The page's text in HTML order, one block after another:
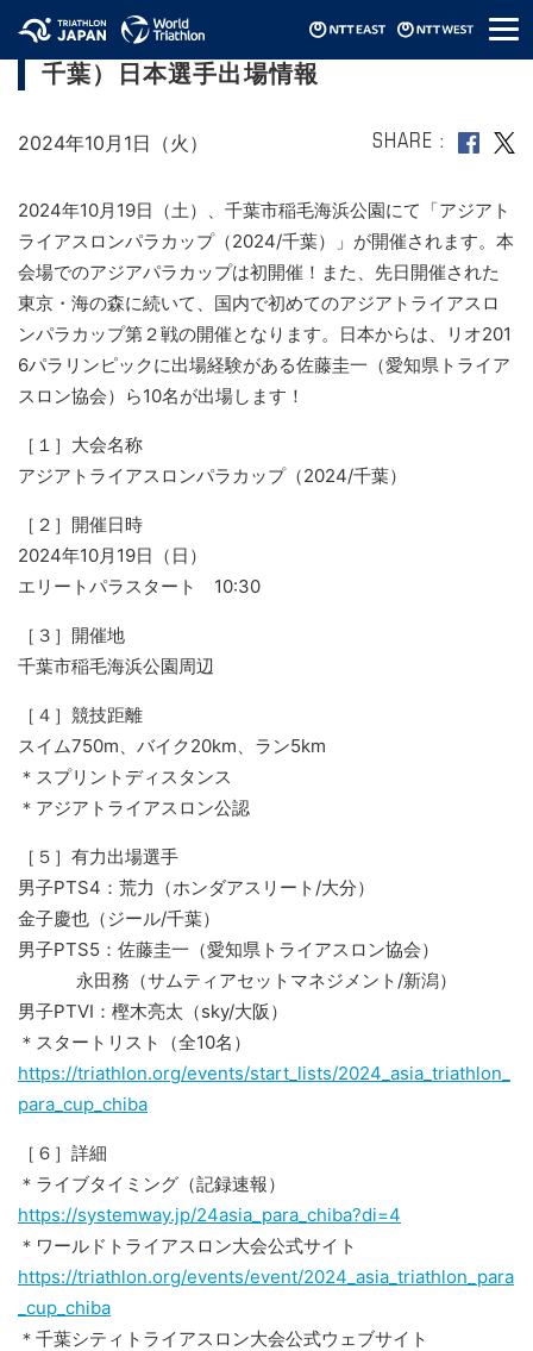
メ
ニ
アジアトライアスロンパラカップ（2024/
千葉）日本選手出場情報
2024年10月1日（火） SHARE
2024年10月19日（土）、千葉市稲毛海浜公園にて「アジアト
ライアスロンパラカップ（2024/千葉）」が開催されます。本
会場でのアジアパラカップは初開催！また、先日開催された
東京・海の森に続いて、国内で初めてのアジアトライアスロ
ンパラカップ第２戦の開催となります。日本からは、リオ201
6パラリンピックに出場経験がある佐藤圭一（愛知県トライア
スロン協会）ら10名が出場します！
［１］大会名称
アジアトライアスロンパラカップ（2024/千葉）
［２］開催日時
2024年10月19日（日）
エリートパラスタート 10:30
［３］開催地
千葉市稲毛海浜公園周辺
［４］競技距離
スイム750m、バイク20km、ラン5km
＊スプリントディスタンス
＊アジアトライアスロン公認
［５］有力出場選手
男子PTS4：荒力（ホンダアスリート/大分）
金子慶也（ジール/千葉）
男子PTS5：佐藤圭一（愛知県トライアスロン協会）
永田務（サムティアセットマネジメント/新潟）
男子PTVI：樫木亮太（sky/大阪）
＊スタートリスト（全10名）
https://triathlon.org/events/start_lists/2024_asia_triathlon_
para_cup_chiba
［６］詳細
＊ライブタイミング（記録速報）
https://systemway.jp/24asia_para_chiba?di=4
＊ワールドトライアスロン大会公式サイト
https://triathlon.org/events/event/2024_asia_triathlon_para
_cup_chiba
＊千葉シティトライアスロン大会公式ウェブサイト